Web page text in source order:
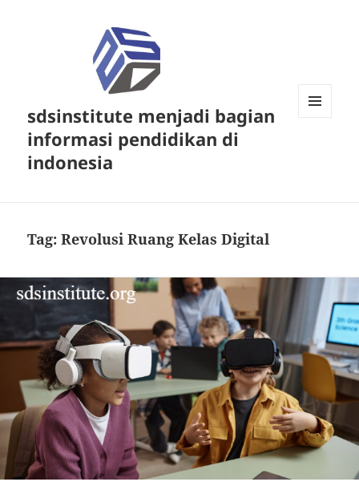
sdsinstitute menjadi bagian
informasi pendidikan di
indonesia
Tag:Revolusi Ruang Kelas Digital